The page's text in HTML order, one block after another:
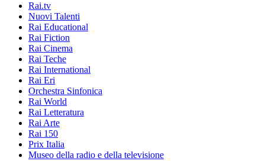
Rai.tv
Nuovi Talenti
Rai Educational
Rai Fiction
Rai Cinema
Rai Teche
Rai International
Rai Eri
Orchestra Sinfonica
Rai World
Rai Letteratura
Rai Arte
Rai 150
Prix Italia
Museo della radio e della televisione